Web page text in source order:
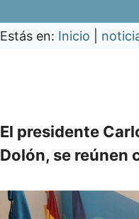
Estás en: Inicio
El presidente
Dolón, se reúnen